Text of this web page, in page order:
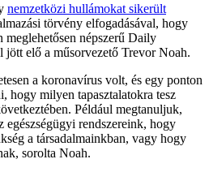
nemzetközi hullámokat sikerült
törvény elfogadásával, hogy
népszerű Daily
jött elő a műsorvezető Trevor Noah.
a koronavírus volt, és egy ponton
hogy milyen tapasztalatokra tesz
Például megtanuljuk,
rendszereink, hogy
a társadalmainkban, vagy hogy
sorolta Noah.